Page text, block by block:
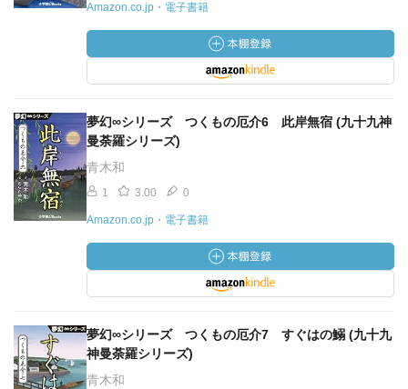
Amazon.co.jp・電子書籍
夢幻∞シリーズ つくもの厄介6 此岸無宿 (九十九神
曼荼羅シリーズ)
青木和
1 3.00 0
Amazon.co.jp・電子書籍
夢幻∞シリーズ つくもの厄介7 すぐはの鰯 (九十九
神曼荼羅シリーズ)
青木和